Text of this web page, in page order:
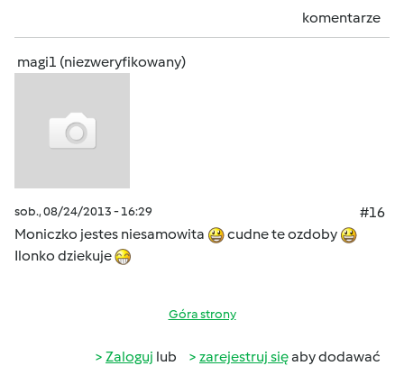
komentarze
magi1 (niezweryfikowany)
sob., 08/24/2013 - 16:29
#16
Moniczko jestes niesamowita
cudne te ozdoby
Ilonko dziekuje
Góra strony
Zaloguj lub zarejestruj sięaby dodawać